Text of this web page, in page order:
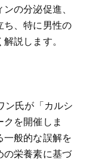
の分泌促進、
ち、特に男性の
説します。
ン氏が「カルシ
を開催しま
般的な誤解を
の栄養素に基づ